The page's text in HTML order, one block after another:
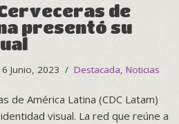
de
presentó su
Junio, 2023 Destacada, Noticias
de América Latina (CDC Latam)
visual. La red que reúne a